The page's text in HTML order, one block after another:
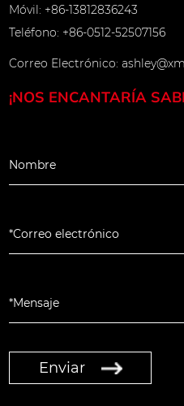
72
de las
está
La
ángulo
Móvil: +86-13812836243
Teléfono: +86-0512-52507156
Correo Electrónico:
¡NOS ENCANTARÍA
Enviar